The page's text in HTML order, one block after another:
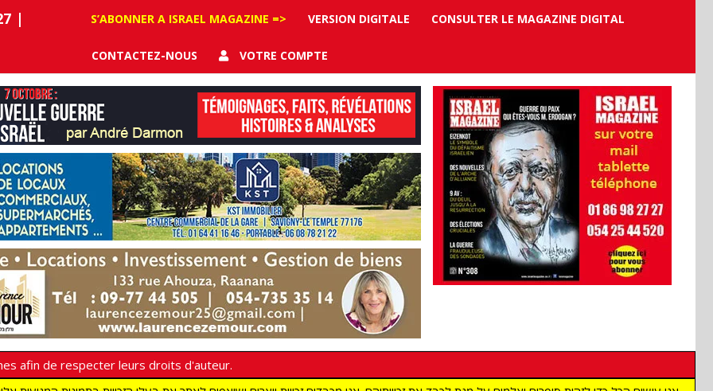
|
S’ABONNER A ISRAEL MAGAZINE => VERSION DIGITALE CONSULTER LE MAGAZINE DIGITAL
CONTACTEZ-NOUS VOTRE COMPTE
afin de respecter leurs droits d'auteur.